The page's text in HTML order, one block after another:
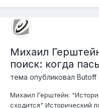
Михаил
поиск: когда
тема опубликовал Butoff
Михаил Герштейн:
сходится" Исторический